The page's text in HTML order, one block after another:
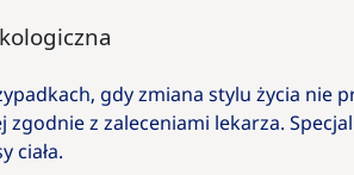
gdy zmiana stylu życia nie
z zaleceniami lekarza.
ciała.